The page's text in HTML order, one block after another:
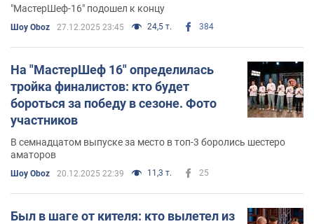
"МастерШеф-16" подошел к концу
Шоу Oboz 27.12.2025 23:45 24,5 т. 384
На "МастерШеф 16" определилась
тройка финалистов: кто будет
бороться за победу в сезоне. Фото
участников
В семнадцатом выпуске за место в топ-3 боролись шестеро
аматоров
Шоу Oboz 20.12.2025 22:39 11,3 т. 25
Был в шаге от кителя: кто вылетел из